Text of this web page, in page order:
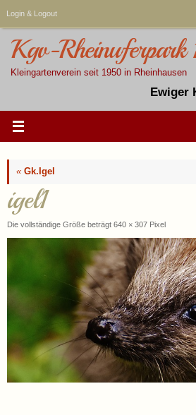
Login & Logout
Kgv-Rheinuferpark
Kleingartenverein seit 1950 in Rheinhausen
Ewiger
« Gk.Igel
igel1
Die vollständige Größe beträgt 640 × 307 Pixel